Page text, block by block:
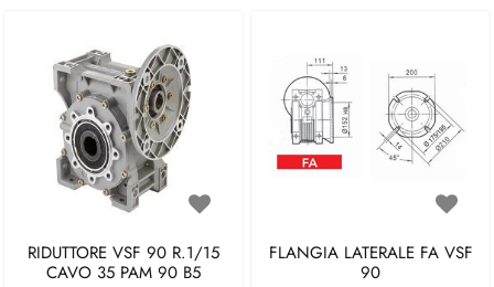
RIDUTTORE VSF 90 R.1/15
CAVO 35 PAM 90 B5
FLANGIA LATERALE FA VSF
90